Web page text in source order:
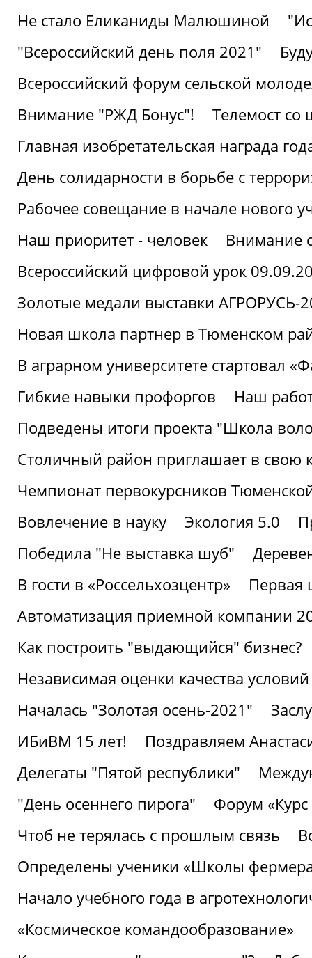
Не стало Еликаниды Малюшиной
"Всероссийский день поля 2021"
Всероссийский форум сельской
Внимание "РЖД Бонус"!
Телемост
Главная изобретательская награда
День солидарности в борьбе с
Рабочее совещание в начале нового
Наш приоритет - человек
Внимание
Всероссийский цифровой урок
Золотые медали выставки АГРОРУСЬ-
Новая школа партнер в Тюменском
В аграрном университете стартовал
Гибкие навыки профоргов
Наш
Подведены итоги проекта "Школа
Столичный район приглашает в свою
Чемпионат первокурсников
Вовлечение в науку
Экология 5.0
Победила "Не выставка шуб"
В гости в «Россельхозцентр»
Первая
Автоматизация приемной компании
Как построить "выдающийся" бизнес?
Независимая оценки качества
Началась "Золотая осень-2021"
ИБиВМ 15 лет!
Поздравляем
Делегаты "Пятой республики"
"День осеннего пирога"
Форум «Курс
Чтоб не терялась с прошлым связь
Определены ученики «Школы
Начало учебного года в
«Космическое командообразование»